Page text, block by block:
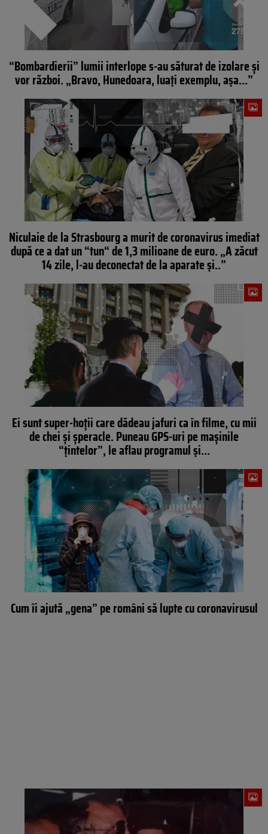
“Bombardierii” lumii interlope s-au săturat de izolare și
vor război. „Bravo, Hunedoara, luați exemplu, așa…”
Niculaie de la Strasbourg a murit de coronavirus imediat
după ce a dat un “tun“ de 1,3 milioane de euro. „A zăcut
14 zile, l-au deconectat de la aparate și..”
Ei sunt super-hoții care dădeau jafuri ca în filme, cu mii
de chei și șperacle. Puneau GPS-uri pe mașinile
“țintelor”, le aflau programul și…
Cum îi ajută „gena” pe români să lupte cu coronavirusul